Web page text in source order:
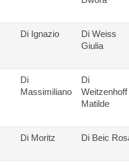
Di Ignazio
Di Weiss
Giulia
Di
Massimiliano
Di
Weitzenhoff
Matilde
Di Moritz Di Beic